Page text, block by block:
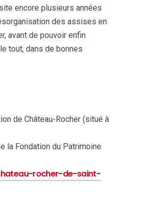
encore plusieurs années
des assises en
avant de pouvoir enfin
tout, dans de bonnes
de Château-Rocher (situé à
la Fondation du Patrimoine
rocher-de-saint-